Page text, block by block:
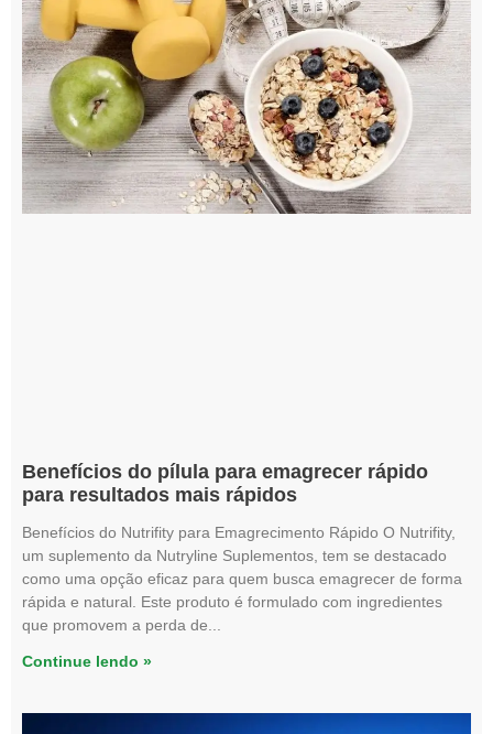
Benefícios do pílula para emagrecer rápido
para resultados mais rápidos
Benefícios do Nutrifity para Emagrecimento Rápido O Nutrifity,
um suplemento da Nutryline Suplementos, tem se destacado
como uma opção eficaz para quem busca emagrecer de forma
rápida e natural. Este produto é formulado com ingredientes
que promovem a perda de
Continue lendo »